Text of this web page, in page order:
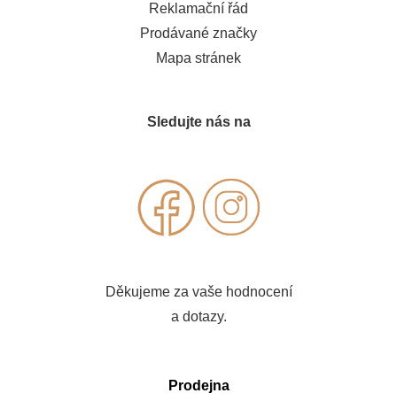
Reklamační řád
Prodávané značky
Mapa stránek
Sledujte nás na
Děkujeme za vaše hodnocení
a dotazy.
Prodejna